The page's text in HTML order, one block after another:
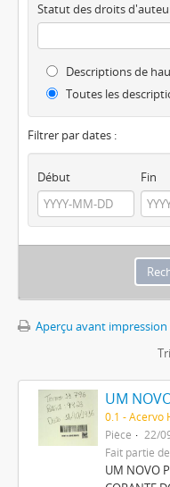
Statut des droits
Descriptions de
Toutes les
Filtrer par dates :
Début Fin
Aperçu avant impression
0.1 - Acervo
Pièce
22/
Fait partie de
UM NOVO